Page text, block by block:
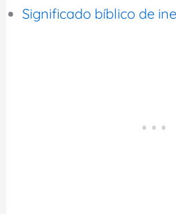
Significado bíblico de